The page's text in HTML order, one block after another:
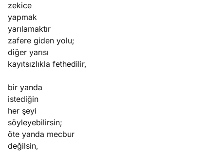
zekice
yapmak
yarılamaktır
zafere giden yolu;
diğer yarısı
kayıtsızlıkla fethedilir,
bir yanda
istediğin
her şeyi
söyleyebilirsin;
öte yanda mecbur
değilsin,